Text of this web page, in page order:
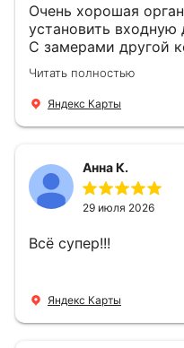
Очень хорошая
установить входную
С замерами другой
компании Филлип,
варианты дверей,
четкий, позвонили,
Читать полностью
Яндекс Карты
Анна К.
29 июля 2026
Всё супер!!!
Яндекс Карты